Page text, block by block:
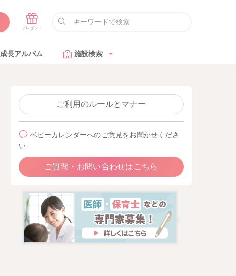
成長アルバム 施設検索
ご利用のルールとマナー
ベビーカレンダーへのご意見をお聞かせくださ
い
ご質問・お問い合わせはこちら